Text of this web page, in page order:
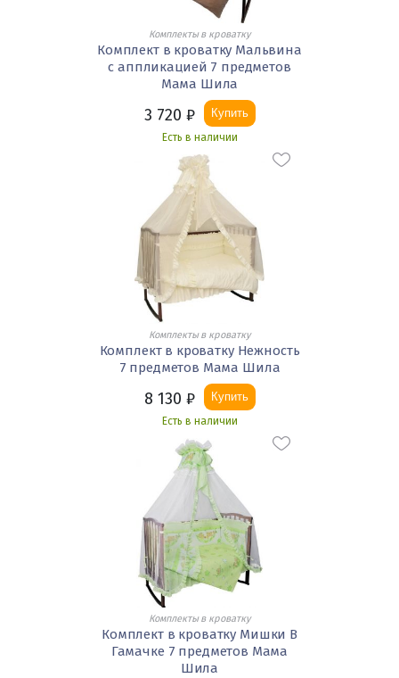
Комплекты в кроватку
Комплект в кроватку Мальвина
с аппликацией 7 предметов
Мама Шила
3 720 ₽ Купить
Есть в наличии
Комплекты в кроватку
Комплект в кроватку Нежность
7 предметов Мама Шила
8 130 ₽ Купить
Есть в наличии
Комплекты в кроватку
Комплект в кроватку Мишки В
Гамачке 7 предметов Мама
Шила